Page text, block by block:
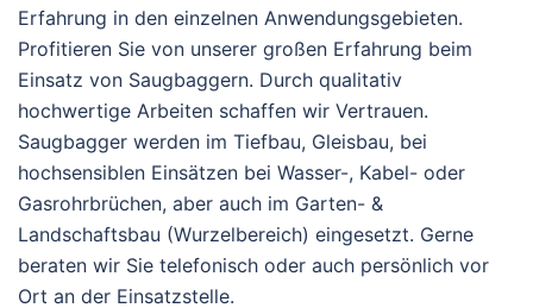
Erfahrung in den einzelnen Anwendungsgebieten.
Profitieren Sie von unserer großen Erfahrung beim
Einsatz von Saugbaggern. Durch qualitativ
hochwertige Arbeiten schaffen wir Vertrauen.
Saugbagger werden im Tiefbau, Gleisbau, bei
hochsensiblen Einsätzen bei Wasser-, Kabel- oder
Gasrohrbrüchen, aber auch im Garten- &
Landschaftsbau (Wurzelbereich) eingesetzt. Gerne
beraten wir Sie telefonisch oder auch persönlich vor
Ort an der Einsatzstelle.